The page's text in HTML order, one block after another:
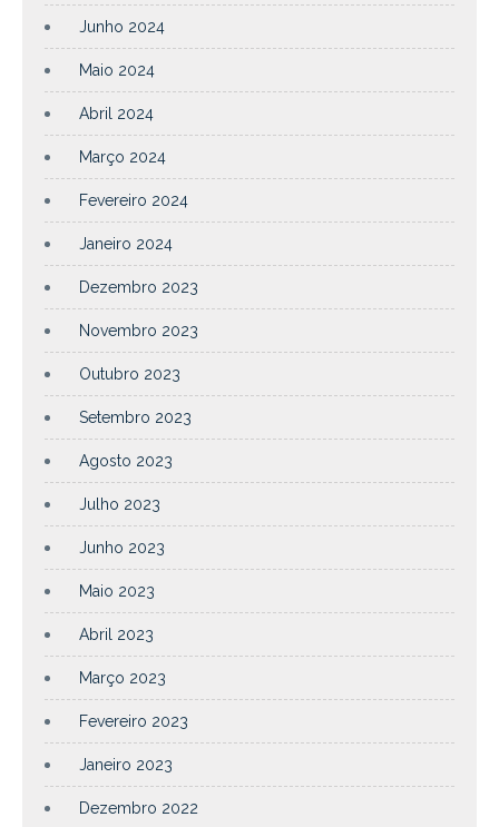
Junho 2024
Maio 2024
Abril 2024
Março 2024
Fevereiro 2024
Janeiro 2024
Dezembro 2023
Novembro 2023
Outubro 2023
Setembro 2023
Agosto 2023
Julho 2023
Junho 2023
Maio 2023
Abril 2023
Março 2023
Fevereiro 2023
Janeiro 2023
Dezembro 2022